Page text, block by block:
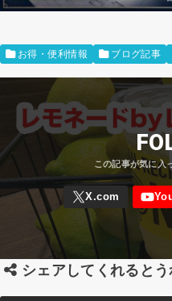
お得・便利情報 ブログ記事
シェアしてくれるとう